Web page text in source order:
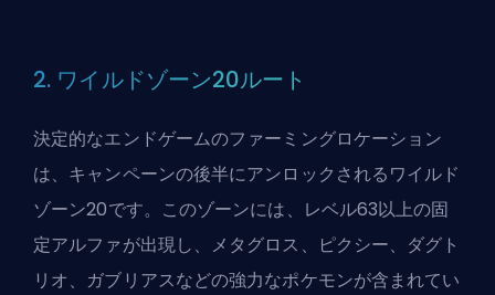
2. ワイルドゾーン20ルート
決定的なエンドゲームのファーミングロケーション
は、キャンペーンの後半にアンロックされるワイルド
ゾーン20です。このゾーンには、レベル63以上の固
定アルファが出現し、メタグロス、ピクシー、ダグト
リオ、ガブリアスなどの強力なポケモンが含まれてい